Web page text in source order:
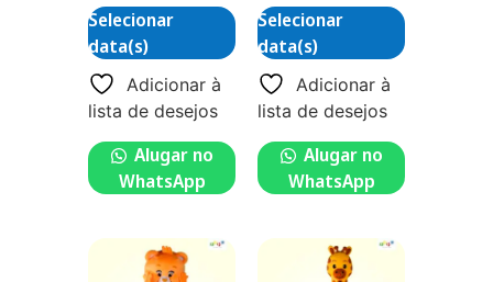
Selecionar
data(s)
Adicionar à
lista de desejos
Alugar no
WhatsApp
Selecionar
data(s)
Adicionar à
lista de desejos
Alugar no
WhatsApp